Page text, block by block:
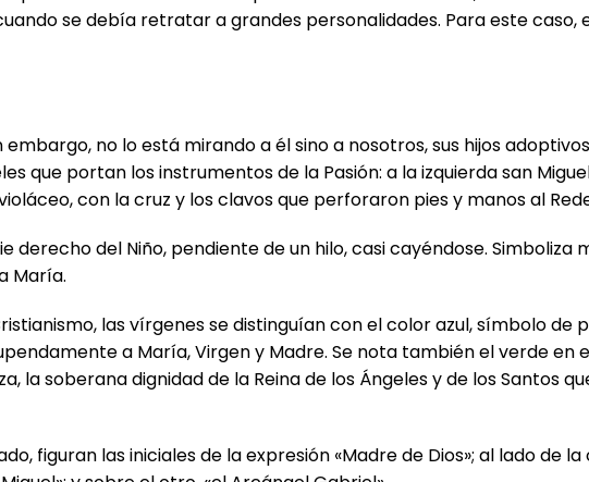
se debía retratar a grandes personalidades. Para este caso,
no lo está mirando a él sino a nosotros, sus hijos
que portan los instrumentos de la Pasión: a la izquierda san
con la cruz y los clavos que perforaron pies y manos al
del Niño, pendiente de un hilo, casi cayéndose. Simboliza
María.
las vírgenes se distinguían con el color azul, símbolo de
a María, Virgen y Madre. Se nota también el verde en
la soberana dignidad de la Reina de los Ángeles y de los Santos
figuran las iniciales de la expresión «Madre de Dios»; al lado de la